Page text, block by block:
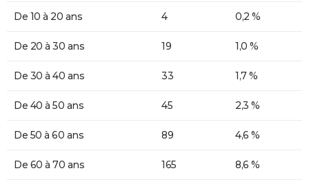
De 10 à 20 ans 4 0,2 %
De 20 à 30 ans 19 1,0 %
De 30 à 40 ans 33 1,7 %
De 40 à 50 ans 45 2,3 %
De 50 à 60 ans 89 4,6 %
De 60 à 70 ans 165 8,6 %